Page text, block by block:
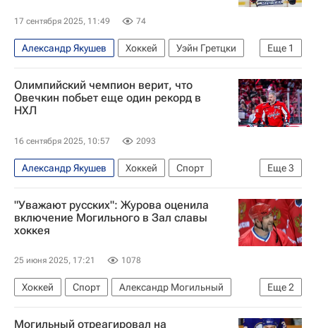
17 сентября 2025, 11:49 74
Еще 1
Александр Якушев Хоккей
Уэйн Гретцки
Спорт
Олимпийский чемпион верит, что
Овечкин побьет еще один рекорд в
НХЛ
16 сентября 2025, 10:57 2093
Еще3
Александр Якушев Хоккей
Спорт
Александр Овечкин
Вашингтон Кэпиталз
Национальная хоккейная лига (НХЛ)
"Уважают русских": Журова оценила
включение Могильного в Зал славы
хоккея
25 июня 2025, 17:21 1078
Еще2
Хоккей Спорт
Александр Могильный
Светлана Журова
Могильный отреагировал на